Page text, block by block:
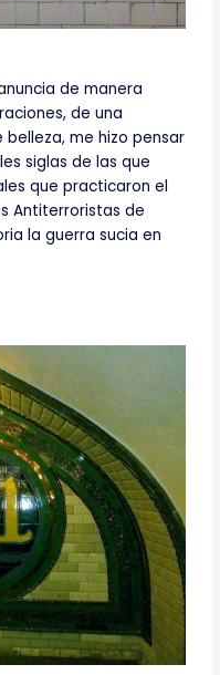
de manera
de una
me hizo pensar
siglas de las que
que practicaron el
Antiterroristas de
la guerra sucia en